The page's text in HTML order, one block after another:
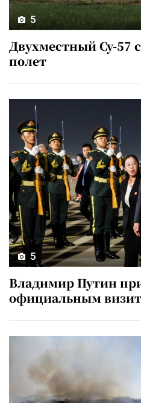
5
Двухместный Су-57
полет
5
Владимир Путин
официальным